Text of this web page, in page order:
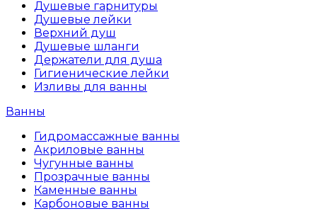
Душевые гарнитуры
Душевые лейки
Верхний душ
Душевые шланги
Держатели для душа
Гигиенические лейки
Изливы для ванны
Ванны
Гидромассажные ванны
Акриловые ванны
Чугунные ванны
Прозрачные ванны
Каменные ванны
Карбоновые ванны